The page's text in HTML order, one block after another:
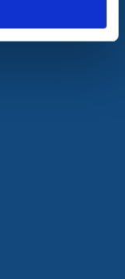
Contact